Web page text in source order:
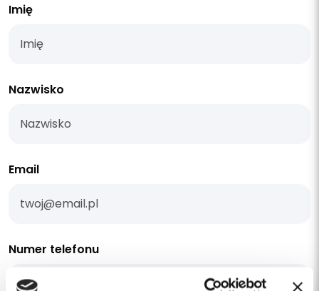
Imię
Nazwisko
Email
Numer telefonu